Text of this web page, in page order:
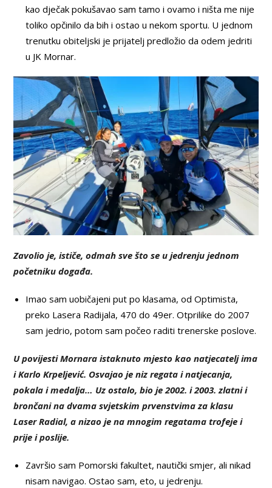
kao dječak pokušavao sam tamo i ovamo i ništa me nije
toliko opčinilo da bih i ostao u nekom sportu. U jednom
trenutku obiteljski je prijatelj predložio da odem jedriti
u JK Mornar.
Zavolio je, ističe, odmah sve što se u jedrenju jednom
početniku događa.
Imao sam uobičajeni put po klasama, od Optimista,
preko Lasera Radijala, 470 do 49er. Otprilike do 2007
sam jedrio, potom sam počeo raditi trenerske poslove.
U povijesti Mornara istaknuto mjesto kao natjecatelj ima
i Karlo Krpeljević. Osvajao je niz regata i natjecanja,
pokala i medalja… Uz ostalo, bio je 2002. i 2003. zlatni i
brončani na dvama svjetskim prvenstvima za klasu
Laser Radial, a nizao je na mnogim regatama trofeje i
prije i poslije.
Završio sam Pomorski fakultet, nautički smjer, ali nikad
nisam navigao. Ostao sam, eto, u jedrenju.